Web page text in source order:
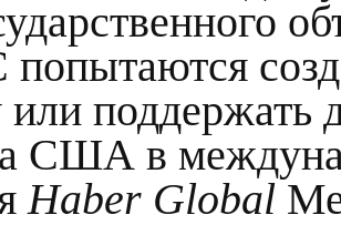
или поддержать
США в
Haber Global